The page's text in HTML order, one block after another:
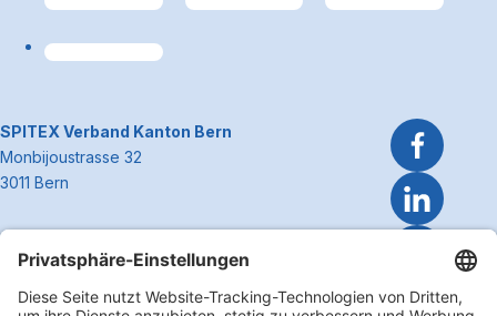
~Kontaktinformationen
SPITEX Verband Kanton Bern
Monbijoustrasse 32
3011 Bern
E-Mailinfo@spitexbe.ch